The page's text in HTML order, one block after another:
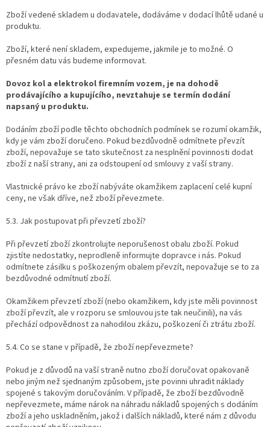
Zboží vedené skladem u dodavatele, dodáváme v dodací lhůtě udané u
produktu.
Zboží, které není skladem, expedujeme, jakmile je to možné. O
přesném datu vás budeme informovat.
Dovoz kol a elektrokol firemním vozem, je na dohodě
prodávajícího a kupujícího, nevztahuje se termín dodání
napsaný u produktu.
Dodáním zboží podle těchto obchodních podmínek se rozumí okamžik,
kdy je vám zboží doručeno. Pokud bezdůvodně odmítnete převzít
zboží, nepovažuje se tato skutečnost za nesplnění povinnosti dodat
zboží z naší strany, ani za odstoupení od smlouvy z vaší strany.
Vlastnické právo ke zboží nabýváte okamžikem zaplacení celé kupní
ceny, ne však dříve, než zboží převezmete.
5.3. Jak postupovat při převzetí zboží?
Při převzetí zboží zkontrolujte neporušenost obalu zboží. Pokud
zjistíte nedostatky, neprodleně informujte dopravce i nás. Pokud
odmítnete zásilku s poškozeným obalem převzít, nepovažuje se to za
bezdůvodné odmítnutí zboží.
Okamžikem převzetí zboží (nebo okamžikem, kdy jste měli povinnost
zboží převzít, ale v rozporu se smlouvou jste tak neučinili), na vás
přechází odpovědnost za nahodilou zkázu, poškození či ztrátu zboží.
5.4. Co se stane v případě, že zboží nepřevezmete?
Pokud je z důvodů na vaší straně nutno zboží doručovat opakovaně
nebo jiným než sjednaným způsobem, jste povinni uhradit náklady
spojené s takovým doručováním. V případě, že zboží bezdůvodně
nepřevezmete, máme nárok na náhradu nákladů spojených s dodáním
zboží a jeho uskladněním, jakož i dalších nákladů, které nám z důvodu